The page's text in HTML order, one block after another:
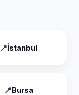
İstanbul
Bursa